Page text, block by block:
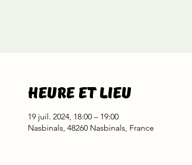
Heure et lieu
19 juil. 2024, 18:00 – 19:00
Nasbinals, 48260 Nasbinals, France